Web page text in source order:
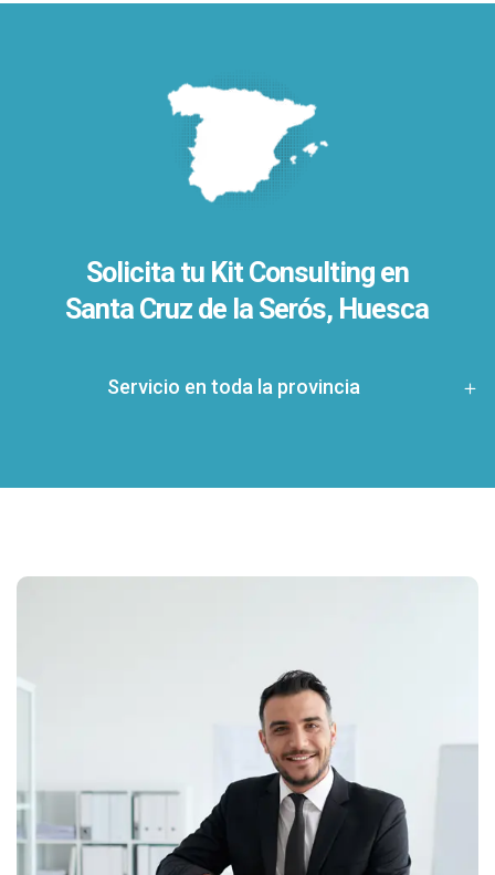
Solicita tu Kit Consulting en
Santa Cruz de la Serós, Huesca
Servicio en toda la provincia